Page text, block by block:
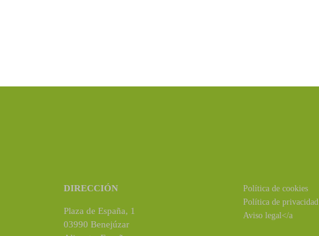
DIRECCIÓN
Plaza de España, 1
03990 Benejúzar
Política de cookies
Política de privacidad
Aviso legal</a